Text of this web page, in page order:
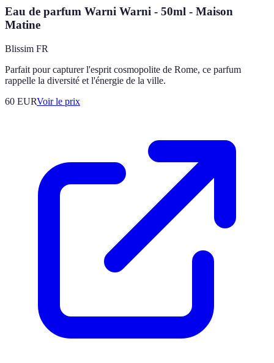
Eau de parfum Warni Warni - 50ml - Maison
Matine
Blissim FR
Parfait pour capturer l'esprit cosmopolite de Rome, ce parfum
rappelle la diversité et l'énergie de la ville.
60 EURVoir le prix